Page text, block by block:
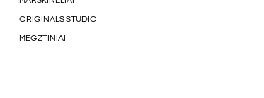
ORIGINALS STUDIO
MEGZTINIAI